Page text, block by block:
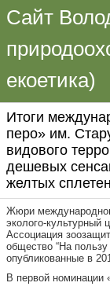
Сайт
екоетика)
Итоги
перо» им.
видового
дешевых
желтых
Жюри
эколого-культурный
Ассоциация
общество “На
опубликованные в
В первой номинации